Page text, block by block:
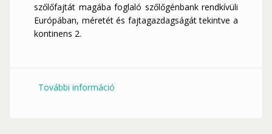
szőlőfajtát magába foglaló szőlőgénbank rendkívüli
Európában, méretét és fajtagazdagságát tekintve a
kontinens 2.
További információ